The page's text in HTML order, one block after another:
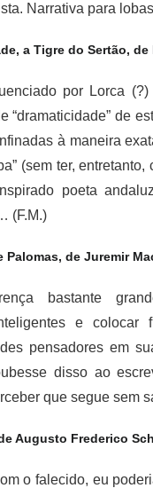
Narrativa para
a Tigre do Sertão, de
por Lorca
“dramaticidade” de
à maneira
(sem ter,
poeta
(F.M.)
Palomas, de Juremir
bastante
e colocar
pensadores em
disso ao
que segue sem
Augusto Frederico
o falecido, eu